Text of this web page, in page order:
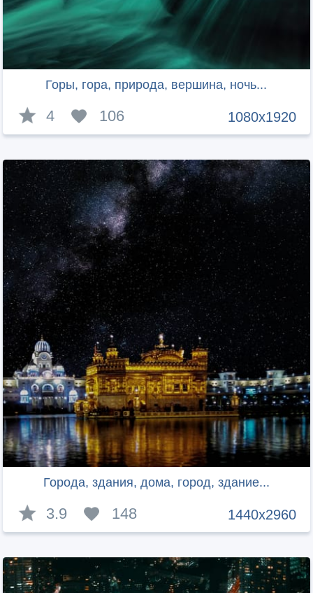
Горы, гора, природа, вершина, ночь...
1080x1920
4 106
Города, здания, дома, город, здание...
1440x2960
3.9 148